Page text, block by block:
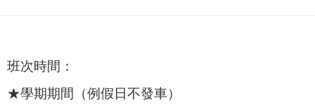
班次時間：
★學期期間（例假日不發車）